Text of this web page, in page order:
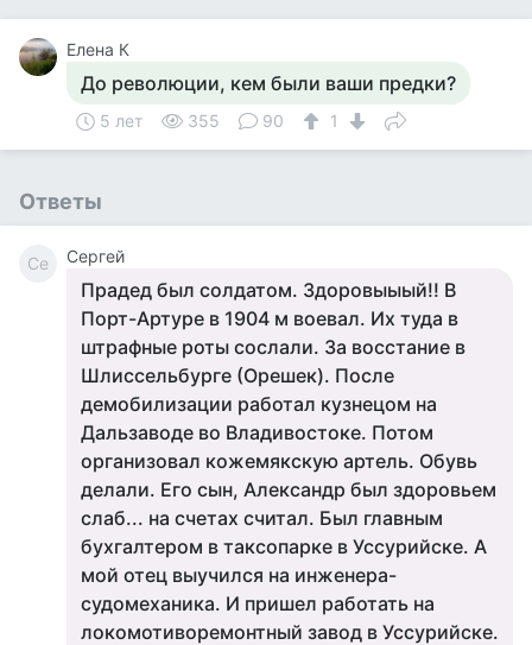
Елена К
До революции, кем были ваши предки?
5 лет 355 90 1
Ответы
Се Сергей
Прадед был солдатом. Здоровыыый!! В
Порт-Артуре в 1904 м воевал. Их туда в
штрафные роты сослали. За восстание в
Шлиссельбурге (Орешек). После
демобилизации работал кузнецом на
Дальзаводе во Владивостоке. Потом
организовал кожемякскую артель. Обувь
делали. Его сын, Александр был здоровьем
слаб... на счетах считал. Был главным
бухгалтером в таксопарке в Уссурийске. А
мой отец выучился на инженера-
судомеханика. И пришел работать на
локомотиворемонтный завод в Уссурийске.